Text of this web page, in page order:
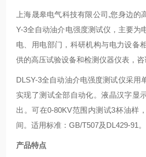
上海晟皋电气科技有限公司,您身边的
Y-3全自动油介电强度测试仪，主要为
电、用电部门，科研机构与电力设备
供的高压试验设备和检测仪器仪表，咨
DLSY-3全自动油介电强度测试仪采用
实现了测试全部自动化。液晶汉字显
出。可在0-80KV范围内测试3杯油样
间。适用标准：GB/T507及DL429-91。
产品特点